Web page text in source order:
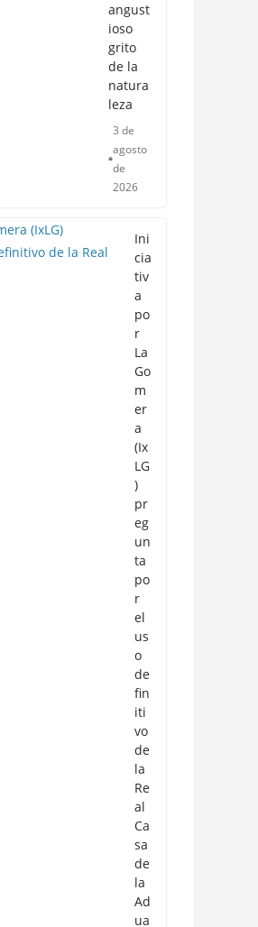
angust
ioso
grito
de la
natura
leza
3 de
agosto
de
2026
Ini
cia
tiv
a
po
r
La
Go
m
er
a
(Ix
LG
)
pr
eg
un
ta
po
r
el
us
o
de
fin
iti
vo
de
la
Re
al
Ca
sa
de
la
Ad
ua